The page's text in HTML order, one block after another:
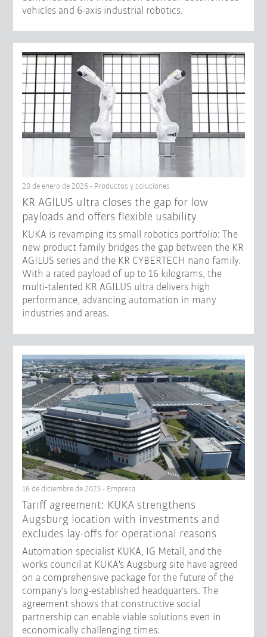
vehicles and 6-axis industrial robotics.
20 de enero de 2026 - Productos y soluciones
KR AGILUS ultra closes the gap for low
payloads and offers flexible usability
KUKA is revamping its small robotics portfolio: The
new product family bridges the gap between the KR
AGILUS series and the KR CYBERTECH nano family.
With a rated payload of up to 16 kilograms, the
multi-talented KR AGILUS ultra delivers high
performance, advancing automation in many
industries and areas.
16 de diciembre de 2025 - Empresa
Tariff agreement: KUKA strengthens
Augsburg location with investments and
excludes lay-offs for operational reasons
Automation specialist KUKA, IG Metall, and the
works council at KUKA's Augsburg site have agreed
on a comprehensive package for the future of the
company's long-established headquarters. The
agreement shows that constructive social
partnership can enable viable solutions even in
economically challenging times.